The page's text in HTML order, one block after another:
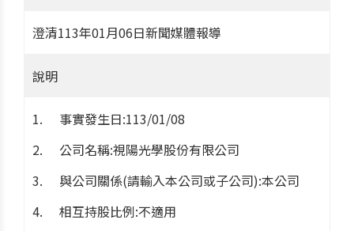
澄清113年01月06日新聞媒體報導
說明
事實發生日:113/01/08
公司名稱:視陽光學股份有限公司
與公司關係(請輸入本公司或子公司):本公司
相互持股比例:不適用